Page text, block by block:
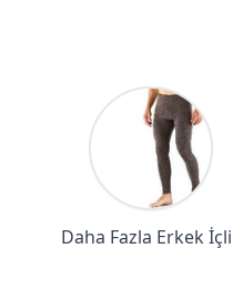
Daha Fazla Erkek